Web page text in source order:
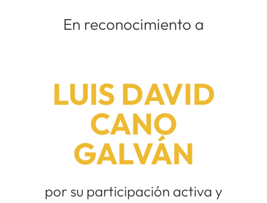
En reconocimiento a
LUIS DAVID
CANO
GALVÁN
por su participación activa y